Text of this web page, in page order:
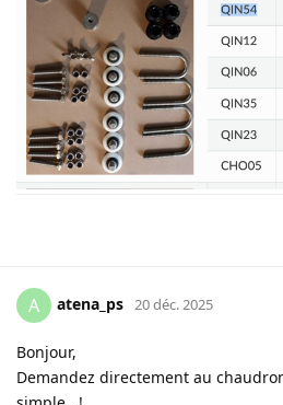
A atena_ps 20 déc. 2025
Bonjour,
Demandez directement au